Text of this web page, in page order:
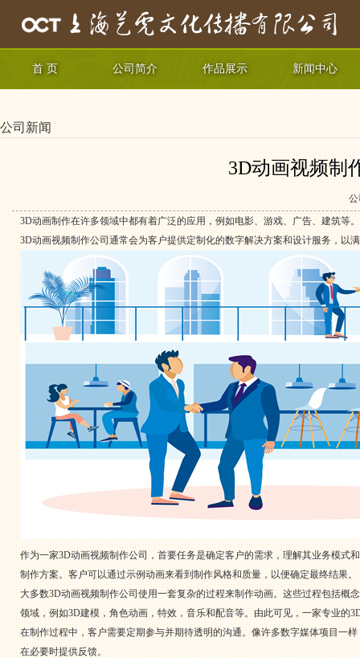
首 页 公司简介 作品展示 新闻中心
公司新闻
3D动画视频制
公
3D动画制作在许多领域中都有着广泛的应用，例如电影、游戏、广告、建筑
3D动画视频制作公司通常会为客户提供定制化的数字解决方案和设计服务，以
作为一家3D动画视频制作公司，首要任务是确定客户的需求，理解其业务模
制作方案。客户可以通过示例动画来看到制作风格和质量，以便确定最终结果。
大多数3D动画视频制作公司使用一套复杂的过程来制作动画。这些过程包括
领域，例如3D建模，角色动画，特效，音乐和配音等。由此可见，一家专业的
在制作过程中，客户需要定期参与并期待透明的沟通。像许多数字媒体项目一
在必要时提供反馈。